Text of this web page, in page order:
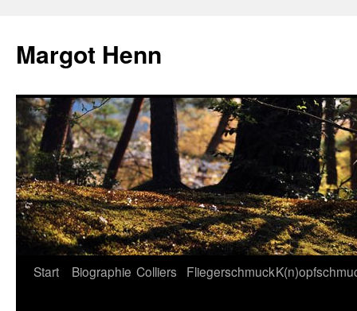
Margot Henn
Start Biographie Colliers Fliegerschmuck